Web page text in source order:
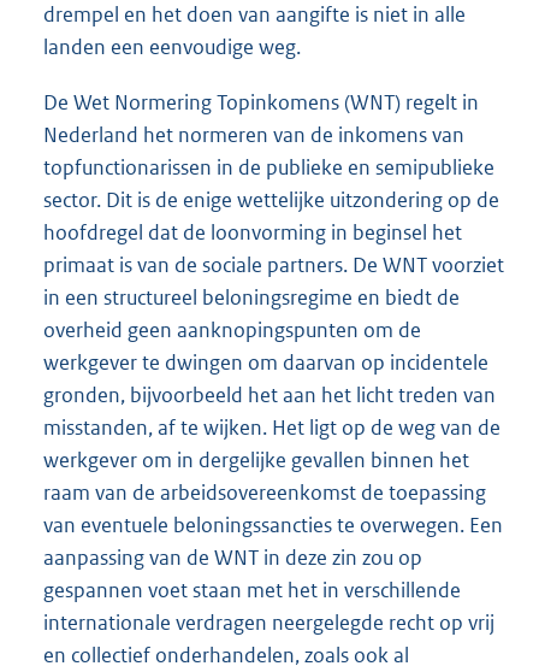
drempel en het doen van aangifte is niet in alle
landen een eenvoudige weg.
De Wet Normering Topinkomens (WNT) regelt in
Nederland het normeren van de inkomens van
topfunctionarissen in de publieke en semipublieke
sector. Dit is de enige wettelijke uitzondering op de
hoofdregel dat de loonvorming in beginsel het
primaat is van de sociale partners. De WNT voorziet
in een structureel beloningsregime en biedt de
overheid geen aanknopingspunten om de
werkgever te dwingen om daarvan op incidentele
gronden, bijvoorbeeld het aan het licht treden van
misstanden, af te wijken. Het ligt op de weg van de
werkgever om in dergelijke gevallen binnen het
raam van de arbeidsovereenkomst de toepassing
van eventuele beloningssancties te overwegen. Een
aanpassing van de WNT in deze zin zou op
gespannen voet staan met het in verschillende
internationale verdragen neergelegde recht op vrij
en collectief onderhandelen, zoals ook al